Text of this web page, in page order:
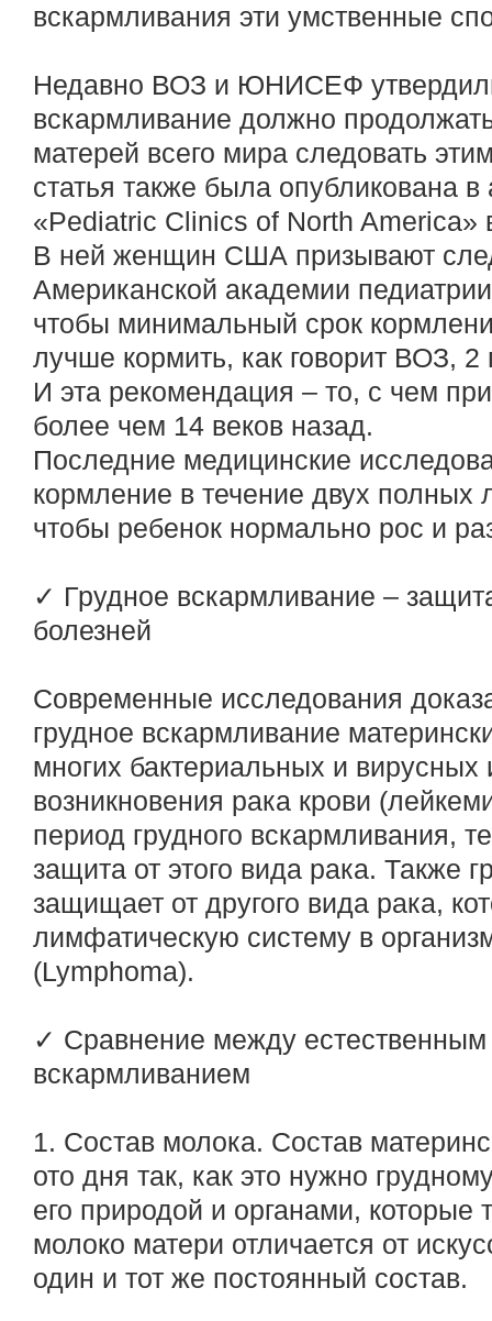
вскармливания эти умственные
Недавно ВОЗ и ЮНИСЕФ
вскармливание должно
матерей всего мира следовать
статья также была опубликована
«Pediatric Clinics of North America»
В ней женщин США призывают
Американской академии
чтобы минимальный срок
лучше кормить, как говорит ВОЗ, 2
И эта рекомендация – то, с чем
более чем 14 веков назад.
Последние медицинские
кормление в течение двух полных
чтобы ребенок нормально рос и
✓ Грудное вскармливание –
болезней
Современные исследования
грудное вскармливание
многих бактериальных и
возникновения рака крови
период грудного вскармливания,
защита от этого вида рака. Также
защищает от другого вида рака,
лимфатическую систему в
(Lymphoma).
✓ Сравнение между естественным
вскармливанием
1. Состав молока. Состав
ото дня так, как это нужно
его природой и органами, которые
молоко матери отличается от
один и тот же постоянный состав.